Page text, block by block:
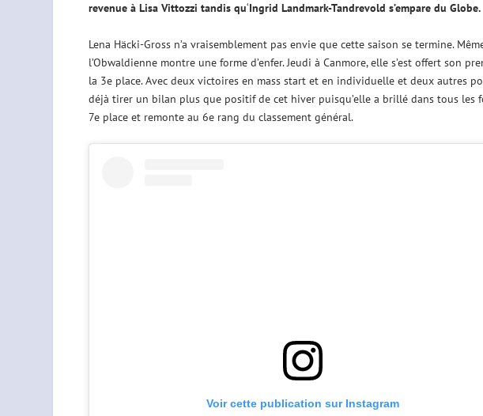
revenue à Lisa Vittozzi tandis qu‘Ingrid Landmark-Tandrevold s’empare du Globe.
Lena Häcki-Gross n’a vraisemblement pas envie que cette saison se termine.
l’Obwaldienne montre une forme d’enfer. Jeudi à Canmore, elle s’est offert son
la 3e place. Avec deux victoires en mass start et en individuelle et deux autres
déjà tirer un bilan plus que positif de cet hiver puisqu’elle a brillé dans tous les
7e place et remonte au 6e rang du classement général.
Voir cette publication sur Instagram